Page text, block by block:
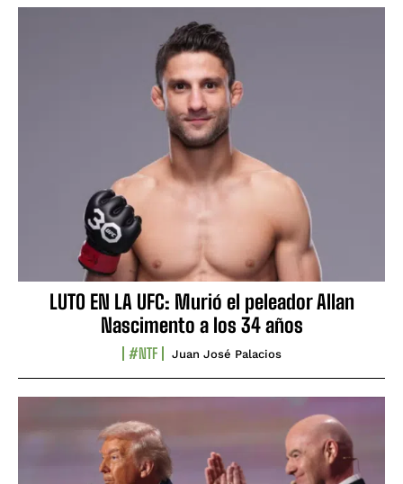
LUTO EN LA UFC: Murió el peleador Allan
Nascimento a los 34 años
#NTF Juan José Palacios